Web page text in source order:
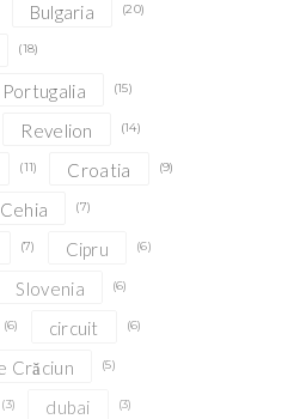
Bulgaria (20)
(18)
Portugalia (15)
Revelion (14)
(11) Croatia (9)
Cehia (7)
(7) Cipru (6)
Slovenia (6)
(6) circuit (6)
Crăciun (5)
(3) dubai (3)